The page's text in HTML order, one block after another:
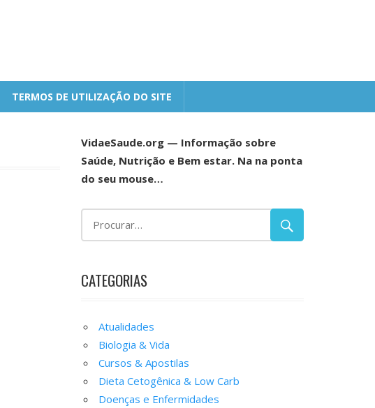
TERMOS DE UTILIZAÇÃO DO SITE
VidaeSaude.org — Informação sobre
Saúde, Nutrição e Bem estar. Na na ponta
do seu mouse…
CATEGORIAS
Atualidades
Biologia & Vida
Cursos & Apostilas
Dieta Cetogênica & Low Carb
Doenças e Enfermidades